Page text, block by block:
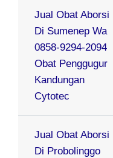
Jual Obat Aborsi
Di Sumenep Wa
0858-9294-2094
Obat Penggugur
Kandungan
Cytotec
Jual Obat Aborsi
Di Probolinggo